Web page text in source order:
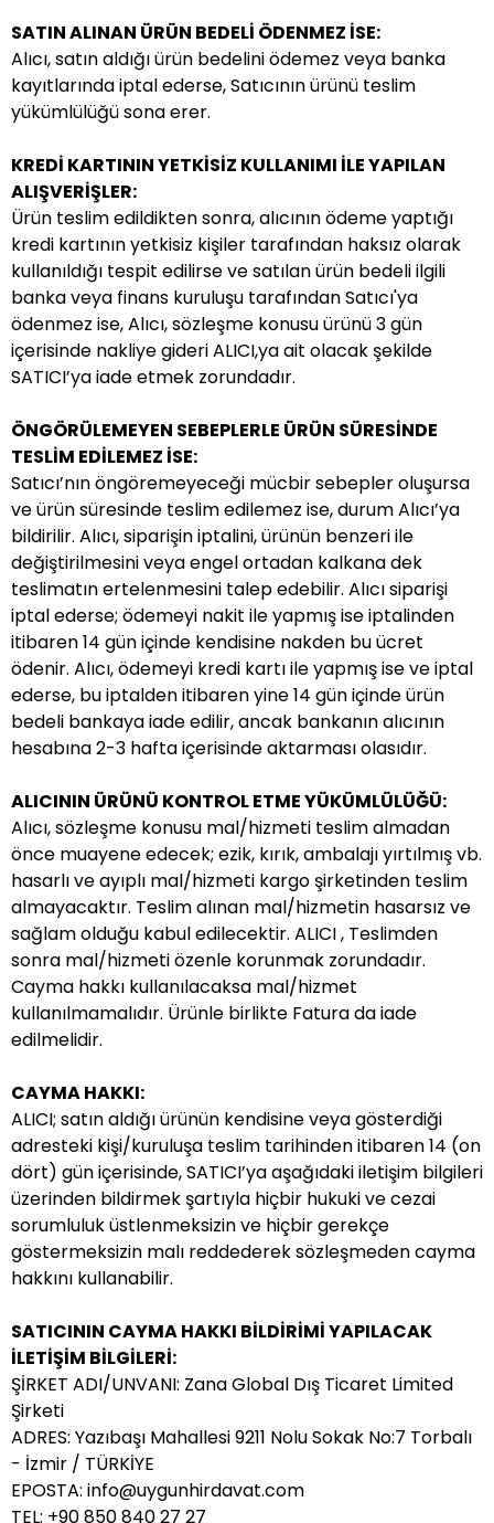
SATIN ALINAN ÜRÜN BEDELİ ÖDENMEZ İSE:
Alıcı, satın aldığı ürün bedelini ödemez veya banka
kayıtlarında iptal ederse, Satıcının ürünü teslim
yükümlülüğü sona erer.
KREDİ KARTININ YETKİSİZ KULLANIMI İLE YAPILAN
ALIŞVERİŞLER:
Ürün teslim edildikten sonra, alıcının ödeme yaptığı
kredi kartının yetkisiz kişiler tarafından haksız olarak
kullanıldığı tespit edilirse ve satılan ürün bedeli ilgili
banka veya finans kuruluşu tarafından Satıcı'ya
ödenmez ise, Alıcı, sözleşme konusu ürünü 3 gün
içerisinde nakliye gideri ALICI,ya ait olacak şekilde
SATICI’ya iade etmek zorundadır.
ÖNGÖRÜLEMEYEN SEBEPLERLE ÜRÜN SÜRESİNDE
TESLİM EDİLEMEZ İSE:
Satıcı’nın öngöremeyeceği mücbir sebepler oluşursa
ve ürün süresinde teslim edilemez ise, durum Alıcı’ya
bildirilir. Alıcı, siparişin iptalini, ürünün benzeri ile
değiştirilmesini veya engel ortadan kalkana dek
teslimatın ertelenmesini talep edebilir. Alıcı siparişi
iptal ederse; ödemeyi nakit ile yapmış ise iptalinden
itibaren 14 gün içinde kendisine nakden bu ücret
ödenir. Alıcı, ödemeyi kredi kartı ile yapmış ise ve iptal
ederse, bu iptalden itibaren yine 14 gün içinde ürün
bedeli bankaya iade edilir, ancak bankanın alıcının
hesabına 2-3 hafta içerisinde aktarması olasıdır.
ALICININ ÜRÜNÜ KONTROL ETME YÜKÜMLÜLÜĞÜ:
Alıcı, sözleşme konusu mal/hizmeti teslim almadan
önce muayene edecek; ezik, kırık, ambalajı yırtılmış vb.
hasarlı ve ayıplı mal/hizmeti kargo şirketinden teslim
almayacaktır. Teslim alınan mal/hizmetin hasarsız ve
sağlam olduğu kabul edilecektir. ALICI , Teslimden
sonra mal/hizmeti özenle korunmak zorundadır.
Cayma hakkı kullanılacaksa mal/hizmet
kullanılmamalıdır. Ürünle birlikte Fatura da iade
edilmelidir.
CAYMA HAKKI:
ALICI; satın aldığı ürünün kendisine veya gösterdiği
adresteki kişi/kuruluşa teslim tarihinden itibaren 14 (on
dört) gün içerisinde, SATICI’ya aşağıdaki iletişim bilgileri
üzerinden bildirmek şartıyla hiçbir hukuki ve cezai
sorumluluk üstlenmeksizin ve hiçbir gerekçe
göstermeksizin malı reddederek sözleşmeden cayma
hakkını kullanabilir.
SATICININ CAYMA HAKKI BİLDİRİMİ YAPILACAK
İLETİŞİM BİLGİLERİ:
ŞİRKET ADI/UNVANI: Zana Global Dış Ticaret Limited
Şirketi
ADRES: Yazıbaşı Mahallesi 9211 Nolu Sokak No:7 Torbalı
- İzmir / TÜRKİYE
EPOSTA: info@uygunhirdavat.com
TEL: +90 850 840 27 27